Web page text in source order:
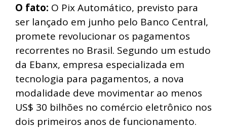
O fato: O Pix Automático, previsto para
ser lançado em junho pelo Banco Central,
promete revolucionar os pagamentos
recorrentes no Brasil. Segundo um estudo
da Ebanx, empresa especializada em
tecnologia para pagamentos, a nova
modalidade deve movimentar ao menos
US$ 30 bilhões no comércio eletrônico nos
dois primeiros anos de funcionamento.